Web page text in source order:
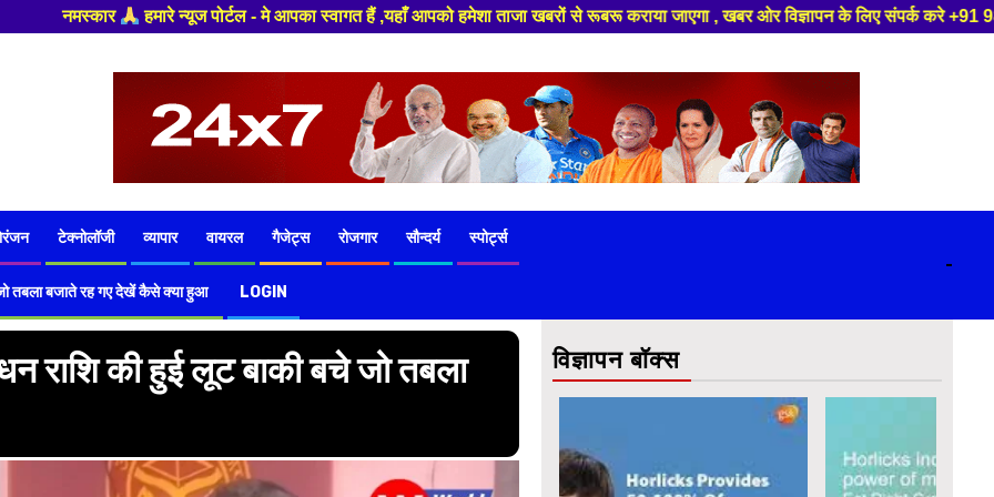
आपको हमेशा ताजा खबरों से रूबरू कराया जाएगा , खबर ओर विज्ञापन के लिए संपर्क करे +91 9839649848 ,हमारे यूट्यूब चैनल को सबस्क्राइब करें, साथ
टेक्नोलॉजी व्यापार वायरल गैजेट्स रोजगार सौन्दर्य स्पोर्ट्स
जो तबला बजाते रह गए देखें कैसे क्या हुआ LOGIN
-
राशि की हुई लूट बाकी बचे जो तबला
विज्ञापन बॉक्स